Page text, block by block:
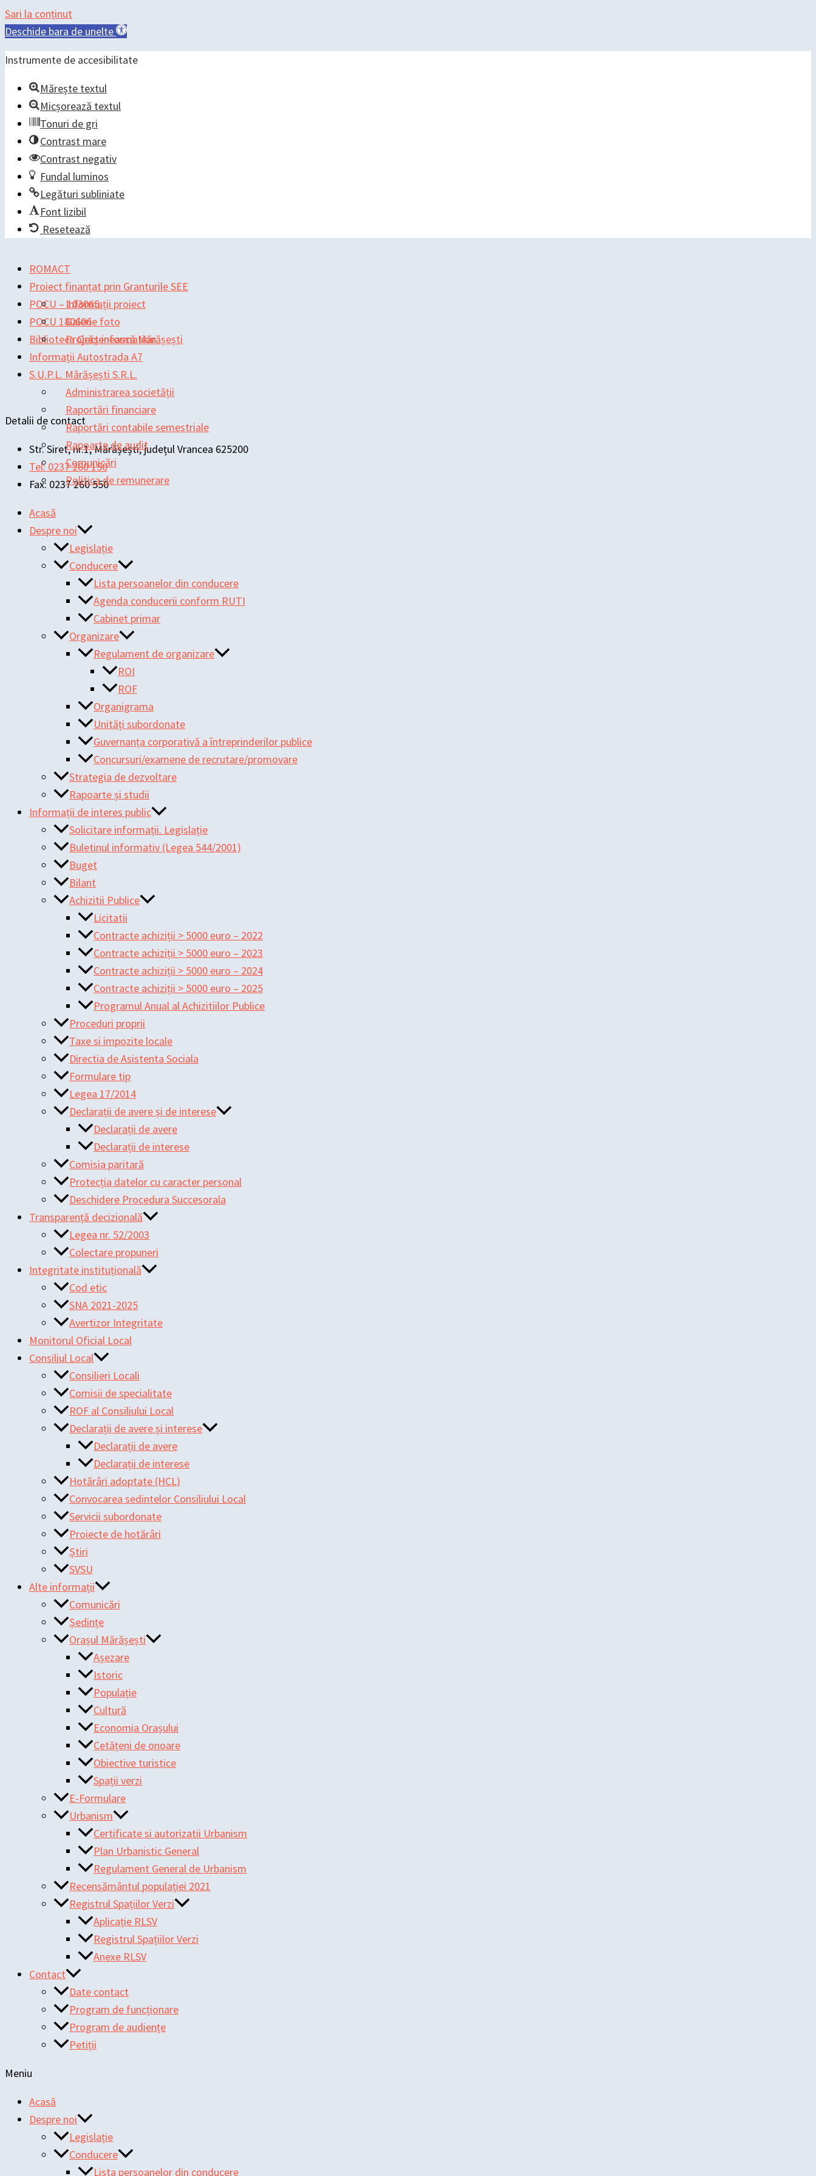
Sari la conținut
Deschide bara de unelte
Instrumente de accesibilitate
Mărește textul
Micșorează textul
Tonuri de gri
Contrast mare
Contrast negativ
Fundal luminos
Legături subliniate
Font lizibil
Resetează
Skip
to
Main
Menu
ROMACT
Proiect finanțat prin Granturile SEE
Informații proiect
Galerie foto
Project information
POCU – 103065
POCU 180606
Biblioteca Orășenească Mărășești
Informații Autostrada A7
S.U.P.L. Mărășești S.R.L.
Administrarea societății
Raportări financiare
Raportări contabile semestriale
Rapoarte de audit
Comunicări
Politica de remunerare
Detalii de contact
Str. Siret, nr.1, Mărășești, județul Vrancea 625200
Tel: 0237 260 150
Fax: 0237 260 550
Acasă
Despre noi
Legislație
Conducere
Lista persoanelor din conducere
Agenda conducerii conform RUTI
Cabinet primar
Organizare
Regulament de organizare
ROI
ROF
Organigrama
Unități subordonate
Guvernanța corporativă a întreprinderilor publice
Concursuri/examene de recrutare/promovare
Strategia de dezvoltare
Rapoarte și studii
Informații de interes public
Solicitare informații. Legislație
Buletinul informativ (Legea 544/2001)
Buget
Bilant
Achizitii Publice
Licitatii
Contracte achiziții > 5000 euro – 2022
Contracte achiziții > 5000 euro – 2023
Contracte achiziții > 5000 euro – 2024
Contracte achiziții > 5000 euro – 2025
Programul Anual al Achizitiilor Publice
Proceduri proprii
Taxe si impozite locale
Directia de Asistenta Sociala
Formulare tip
Legea 17/2014
Declarații de avere și de interese
Declarații de avere
Declarații de interese
Comisia paritară
Protecția datelor cu caracter personal
Deschidere Procedura Succesorala
Transparență decizională
Legea nr. 52/2003
Colectare propuneri
Integritate instituțională
Cod etic
SNA 2021-2025
Avertizor Integritate
Monitorul Oficial Local
Consiliul Local
Consilieri Locali
Comisii de specialitate
ROF al Consiliului Local
Declarații de avere și interese
Declarații de avere
Declarații de interese
Hotărâri adoptate (HCL)
Convocarea sedintelor Consiliului Local
Servicii subordonate
Proiecte de hotărâri
Știri
SVSU
Alte informații
Comunicări
Ședințe
Orașul Mărășești
Așezare
Istoric
Populație
Cultură
Economia Orașului
Cetățeni de onoare
Obiective turistice
Spații verzi
E-Formulare
Urbanism
Certificate si autorizatii Urbanism
Plan Urbanistic General
Regulament General de Urbanism
Recensământul populației 2021
Registrul Spațiilor Verzi
Aplicație RLSV
Registrul Spațiilor Verzi
Anexe RLSV
Contact
Date contact
Program de funcționare
Program de audiențe
Petiții
Meniu
Acasă
Despre noi
Legislație
Conducere
Lista persoanelor din conducere
Main
Menu
Post
navigation